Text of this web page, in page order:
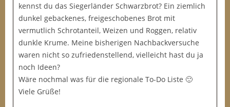
kennst du das Siegerländer Schwarzbrot? Ein ziemlich
dunkel gebackenes, freigeschobenes Brot mit
vermutlich Schrotanteil, Weizen und Roggen, relativ
dunkle Krume. Meine bisherigen Nachbackversuche
waren nicht so zufriedenstellend, vielleicht hast du ja
noch Ideen?
Wäre nochmal was für die regionale To-Do Liste 🙂
Viele Grüße!